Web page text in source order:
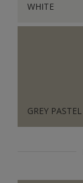
WHITE
GREY PASTEL